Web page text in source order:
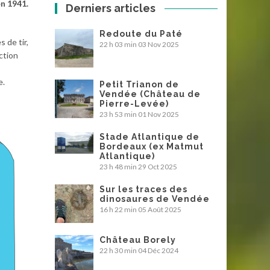
1941.
de tir,
Derniers articles
Redoute du Paté
22 h 03 min 03 Nov 2025
Petit Trianon de
Vendée (Château de
Pierre-Levée)
23 h 53 min 01 Nov 2025
Stade Atlantique de
Bordeaux (ex Matmut
Atlantique)
23 h 48 min 29 Oct 2025
Sur les traces des
dinosaures de Vendée
16 h 22 min 05 Août 2025
Château Borely
22 h 30 min 04 Déc 2024